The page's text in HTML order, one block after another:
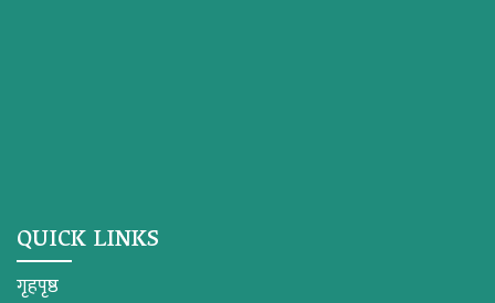
QUICK LINKS
गृहपृष्ठ